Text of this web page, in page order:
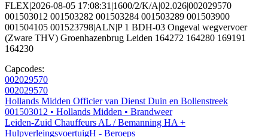
FLEX|2026-08-05 17:08:31|1600/2/K/A|02.026|002029570
001503012 001503282 001503284 001503289 001503900
001504105 001523798|ALN|P 1 BDH-03 Ongeval wegvervoer
(Zware THV) Groenhazenbrug Leiden 164272 164280 169191
164230
Capcodes:
002029570
002029570
Hollands Midden Officier van Dienst Duin en Bollenstreek
001503012 • Hollands Midden • Brandweer
Leiden-Zuid Chauffeurs AL / Bemanning HA +
HulpverleingsvoertuigH - Beroeps